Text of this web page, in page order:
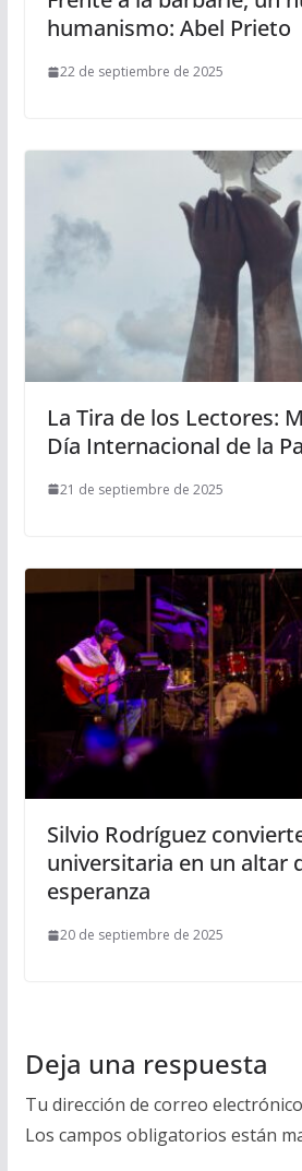
humanismo: Abel Prieto
22 de septiembre de 2025
La Tira de los Lectores:
Día Internacional de la
21 de septiembre de 2025
Silvio Rodríguez
universitaria en un altar
esperanza
20 de septiembre de 2025
Deja una respuesta
Tu dirección de correo
Los campos obligatorios están